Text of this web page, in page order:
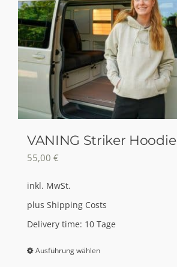
VANING Striker Hoodie
55,00 €
inkl. MwSt.
plus Shipping Costs
Delivery time: 10 Tage
Ausführung wählenDieses